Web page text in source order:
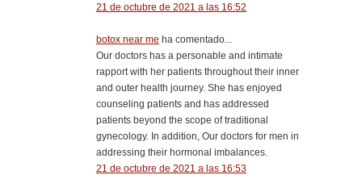
21 de octubre de 2021 a las 16:52
botox near me ha comentado...
Our doctors has a personable and intimate
rapport with her patients throughout their inner
and outer health journey. She has enjoyed
counseling patients and has addressed
patients beyond the scope of traditional
gynecology. In addition, Our doctors for men in
addressing their hormonal imbalances.
21 de octubre de 2021 a las 16:53